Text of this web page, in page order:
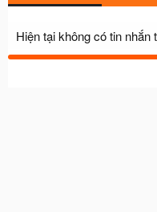
Hiện tại không có tin